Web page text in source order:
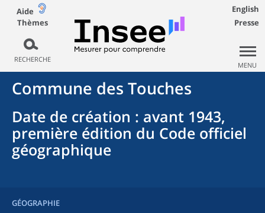
Aide
Thèmes
RECHERCHE
English
Presse
MENU
Commune des Touches
Date de création : avant 1943,
première édition du Code officiel
géographique
GÉOGRAPHIE